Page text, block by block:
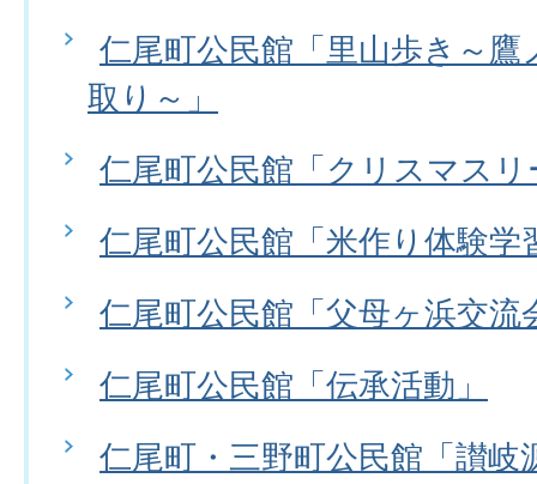
仁尾町公民館「里山歩き～
取り～」
仁尾町公民館「クリスマス
仁尾町公民館「米作り体験学
仁尾町公民館「父母ヶ浜交流
仁尾町公民館「伝承活動」
仁尾町・三野町公民館「讃岐